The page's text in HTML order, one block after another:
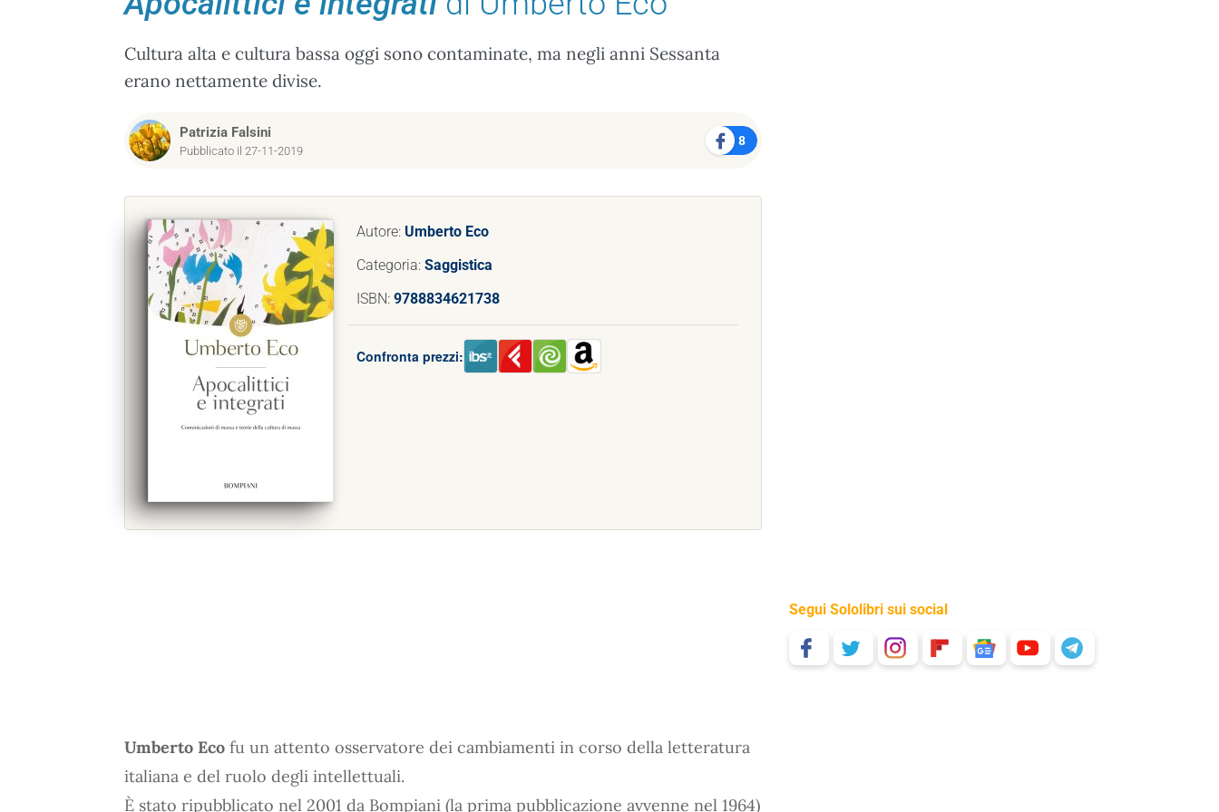
Cultura alta e cultura bassa oggi sono contaminate, ma negli anni Sessanta
erano nettamente divise.
Patrizia Falsini
Pubblicato il 27-11-2019
8
Autore: Umberto Eco
Categoria: Saggistica
ISBN: 9788834621738
Confronta prezzi:
Umberto Eco fu un attento osservatore dei cambiamenti in corso della letteratura
italiana e del ruolo degli intellettuali.
È stato ripubblicato nel 2001 da Bompiani (la prima pubblicazione avvenne nel 1964)
Segui Sololibri sui social